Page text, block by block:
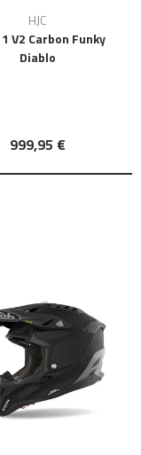
HJC
1 V2 Carbon Funky
Diablo
999,95 €